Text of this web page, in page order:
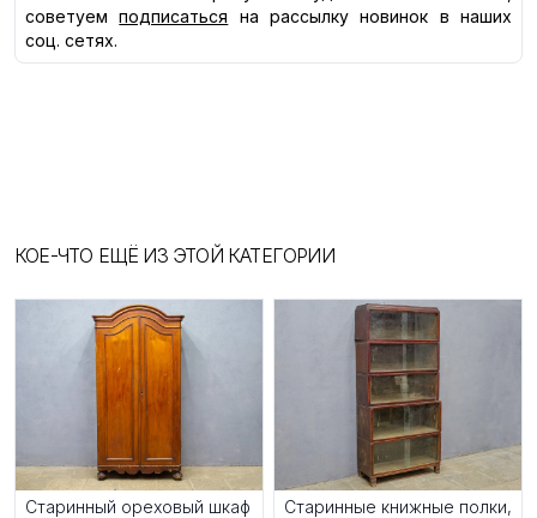
советуем
подписаться
на рассылку новинок в наших
соц. сетях.
КОЕ-ЧТО ЕЩЁ ИЗ ЭТОЙ КАТЕГОРИИ
Старинный ореховый шкаф
Старинные книжные полки,